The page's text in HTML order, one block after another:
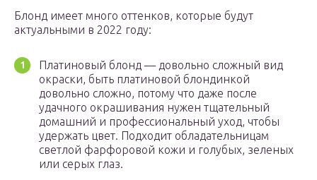
Блонд имеет много оттенков, которые будут
актуальными в 2022 году:
Платиновый блонд — довольно сложный вид
окраски, быть платиновой блондинкой
довольно сложно, потому что даже после
удачного окрашивания нужен тщательный
домашний и профессиональный уход, чтобы
удержать цвет. Подходит обладательницам
светлой фарфоровой кожи и голубых, зеленых
или серых глаз.